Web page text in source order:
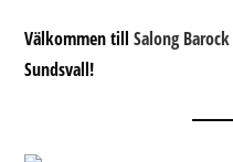
Välkommen tillSalong Barock
Sundsvall!